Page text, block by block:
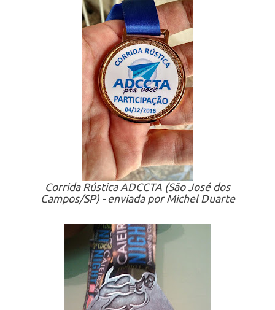
Corrida Rústica ADCCTA (São José dos
Campos/SP) - enviada por Michel Duarte